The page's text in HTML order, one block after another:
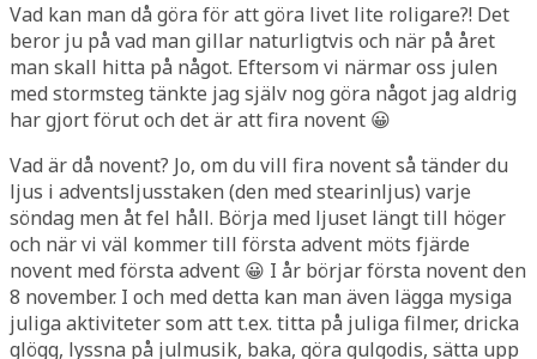
Vad kan man då göra för att göra livet lite roligare?! Det
beror ju på vad man gillar naturligtvis och när på året
man skall hitta på något. Eftersom vi närmar oss julen
med stormsteg tänkte jag själv nog göra något jag aldrig
har gjort förut och det är att fira novent 😀
Vad är då novent? Jo, om du vill fira novent så tänder du
ljus i adventsljusstaken (den med stearinljus) varje
söndag men åt fel håll. Börja med ljuset längt till höger
och när vi väl kommer till första advent möts fjärde
novent med första advent 😀 I år börjar första novent den
8 november. I och med detta kan man även lägga mysiga
juliga aktiviteter som att t.ex. titta på juliga filmer, dricka
glögg, lyssna på julmusik, baka, göra gulgodis, sätta upp